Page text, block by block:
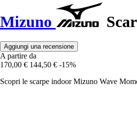
Mizuno
Aggiungi una recensione
A partire da
170,00 € 144,50 € -15%
Scopri le scarpe indoor Mizuno Wave